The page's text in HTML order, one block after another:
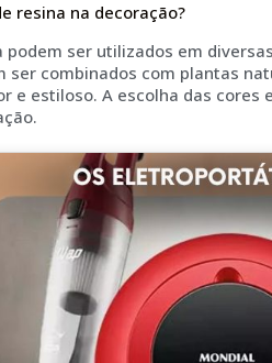
resina na decoração?
podem ser utilizados em
ser combinados com plantas
e estiloso. A escolha das